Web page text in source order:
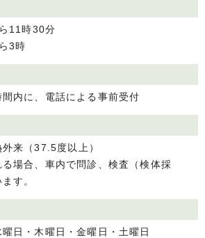
11時30分
3時
内に、電話による事前受付
来（37.5度以上）
場合、車内で問診、検査（検体採
す。
日・木曜日・金曜日・土曜日